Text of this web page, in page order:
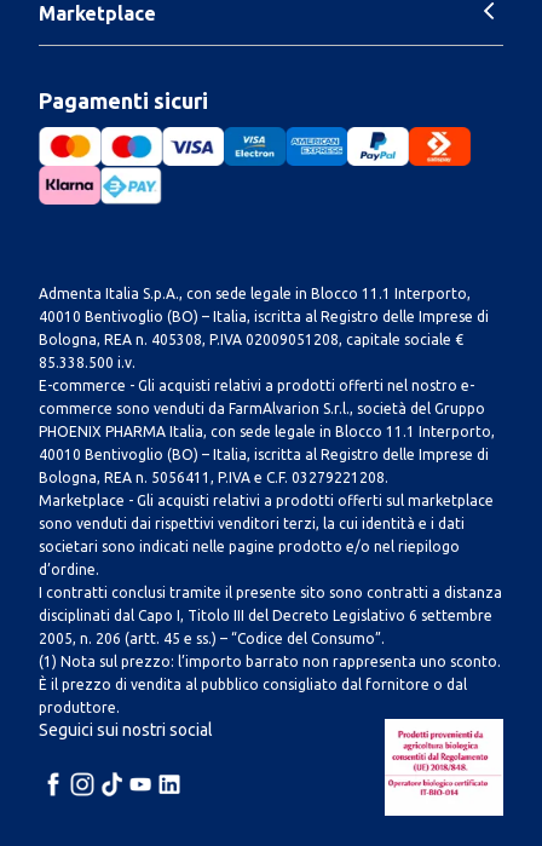
Marketplace
Pagamenti sicuri
Admenta Italia S.p.A., con sede legale in Blocco 11.1 Interporto,
40010 Bentivoglio (BO) – Italia, iscritta al Registro delle Imprese di
Bologna, REA n. 405308, P.IVA 02009051208, capitale sociale €
85.338.500 i.v.
E-commerce - Gli acquisti relativi a prodotti offerti nel nostro e-
commerce sono venduti da FarmAlvarion S.r.l., società del Gruppo
PHOENIX PHARMA Italia, con sede legale in Blocco 11.1 Interporto,
40010 Bentivoglio (BO) – Italia, iscritta al Registro delle Imprese di
Bologna, REA n. 5056411, P.IVA e C.F. 03279221208.
Marketplace - Gli acquisti relativi a prodotti offerti sul marketplace
sono venduti dai rispettivi venditori terzi, la cui identità e i dati
societari sono indicati nelle pagine prodotto e/o nel riepilogo
d’ordine.
I contratti conclusi tramite il presente sito sono contratti a distanza
disciplinati dal Capo I, Titolo III del Decreto Legislativo 6 settembre
2005, n. 206 (artt. 45 e ss.) – “Codice del Consumo”.
(1) Nota sul prezzo: l’importo barrato non rappresenta uno sconto.
È il prezzo di vendita al pubblico consigliato dal fornitore o dal
produttore.
Seguici sui nostri social